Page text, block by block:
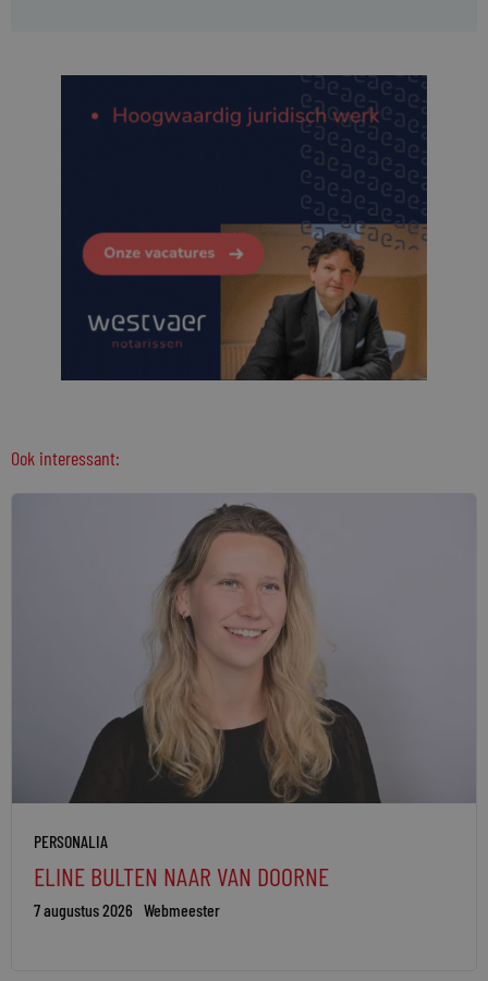
Ook interessant:
PERSONALIA
ELINE BULTEN NAAR VAN DOORNE
7 augustus 2026 Webmeester